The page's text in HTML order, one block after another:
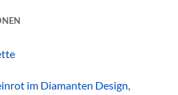
im Diamanten Design,